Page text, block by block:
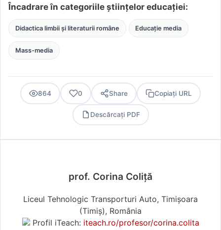
Încadrare în categoriile științelor educației:
Didactica limbii și literaturii române Educație media
Mass-media
864 0 Share Copiați URL
Descărcați PDF
prof. Corina Coliță
Liceul Tehnologic Transporturi Auto, Timișoara
(Timiş), România
Profil iTeach: iteach.ro/profesor/corina.colita